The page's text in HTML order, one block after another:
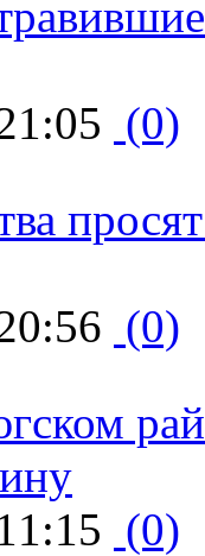
(0)
(0)
(0)